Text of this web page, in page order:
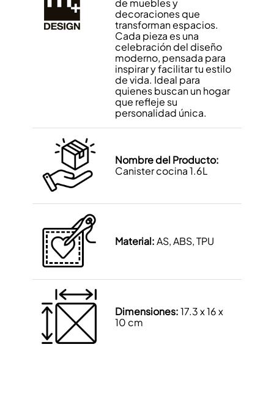
de muebles y
decoraciones que
transforman espacios.
Cada pieza es una
celebración del diseño
moderno, pensada para
inspirar y facilitar tu estilo
de vida. Ideal para
quienes buscan un hogar
que refleje su
personalidad única.
Nombre del Producto:
Canister cocina 1.6L
Material:AS, ABS, TPU
Dimensiones:17.3 x 16 x
10 cm